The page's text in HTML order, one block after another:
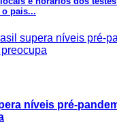
pais...
níveis pré-